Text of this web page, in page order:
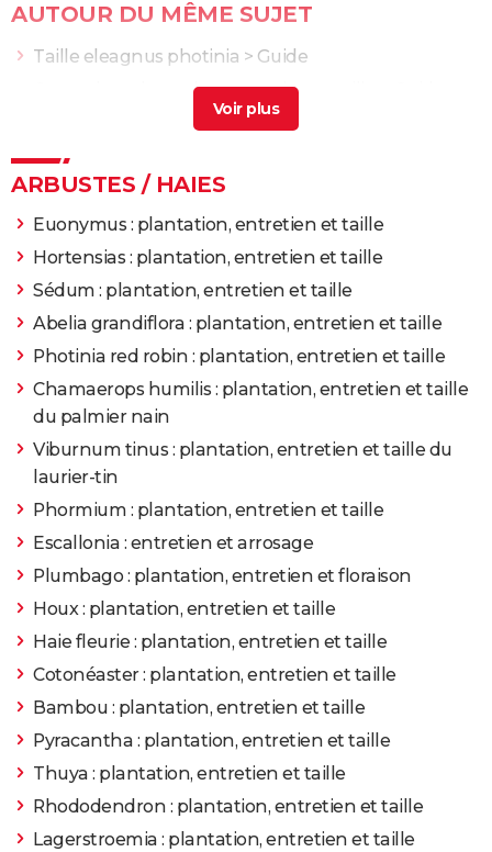
AUTOUR DU MÊME SUJET
Taille eleagnus photinia > Guide
Ceanothe : plantation, entretien et taille
ARBUSTES / HAIES
Euonymus : plantation, entretien et taille
Hortensias : plantation, entretien et taille
Sédum : plantation, entretien et taille
Abelia grandiflora : plantation, entretien et taille
Photinia red robin : plantation, entretien et taille
Chamaerops humilis : plantation, entretien et taille
du palmier nain
Viburnum tinus : plantation, entretien et taille du
laurier-tin
Phormium : plantation, entretien et taille
Escallonia : entretien et arrosage
Plumbago : plantation, entretien et floraison
Houx : plantation, entretien et taille
Haie fleurie : plantation, entretien et taille
Cotonéaster : plantation, entretien et taille
Bambou : plantation, entretien et taille
Pyracantha : plantation, entretien et taille
Thuya : plantation, entretien et taille
Rhododendron : plantation, entretien et taille
Lagerstroemia : plantation, entretien et taille